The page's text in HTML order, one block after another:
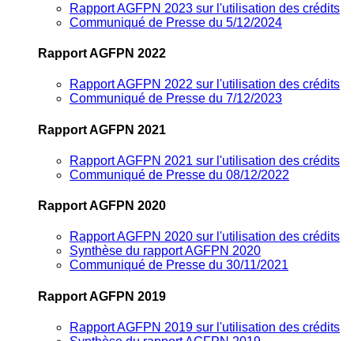
Rapport AGFPN 2023 sur l'utilisation des crédits
Communiqué de Presse du 5/12/2024
Rapport AGFPN 2022
Rapport AGFPN 2022 sur l'utilisation des crédits
Communiqué de Presse du 7/12/2023
Rapport AGFPN 2021
Rapport AGFPN 2021 sur l'utilisation des crédits
Communiqué de Presse du 08/12/2022
Rapport AGFPN 2020
Rapport AGFPN 2020 sur l'utilisation des crédits
Synthèse du rapport AGFPN 2020
Communiqué de Presse du 30/11/2021
Rapport AGFPN 2019
Rapport AGFPN 2019 sur l'utilisation des crédits